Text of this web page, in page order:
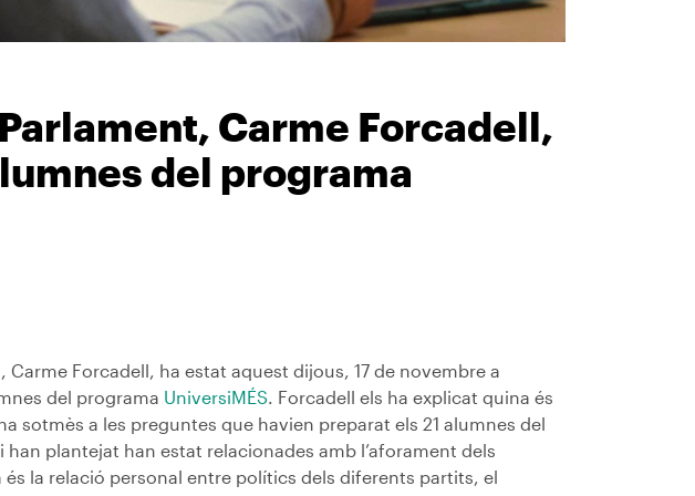
Carme Forcadell,
del programa
Forcadell, ha estat aquest dijous, 17 de novembre a
del programa UniversiMÉS. Forcadell els ha explicat quina és
sotmès a les preguntes que havien preparat els 21 alumnes del
plantejat han estat relacionades amb l’aforament dels
la relació personal entre polítics dels diferents partits, el